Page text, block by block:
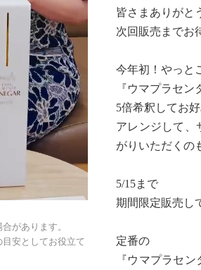
があります。
安としてお役立て
皆さまありがと
次回販売までお
今年初！やっと
『ウマプラセ
5倍希釈してお
アレンジして、
がりいただくの
5/15まで
期間限定販売し
定番の
『ウマプラセ